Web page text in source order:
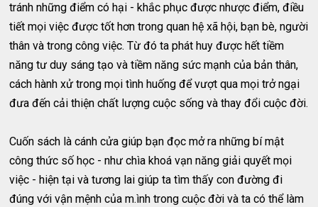
tránh những điểm có hại - khắc phục được nhược điểm, điều
tiết mọi việc được tốt hơn trong quan hệ xã hội, bạn bè, người
thân và trong công việc. Từ đó ta phát huy được hết tiềm
năng tư duy sáng tạo và tiềm năng sức mạnh của bản thân,
cách hành xử trong mọi tình huống để vượt qua mọi trở ngại
đưa đến cải thiện chất lượng cuộc sống và thay đổi cuộc đời.
Cuốn sách là cánh cửa giúp bạn đọc mở ra những bí mật
công thức số học - như chìa khoá vạn năng giải quyết mọi
việc - hiện tại và tương lai giúp ta tìm thấy con đường đi
đúng với vận mệnh của m.ình trong cuộc đời và ta có thể làm